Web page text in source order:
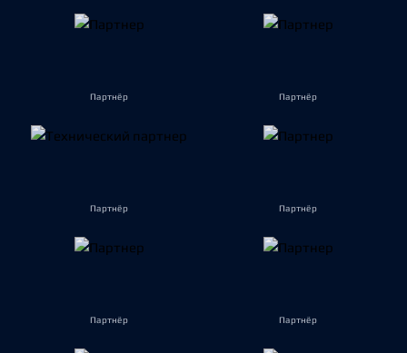
Партнёр Партнёр
Партнёр Партнёр
Партнёр Партнёр